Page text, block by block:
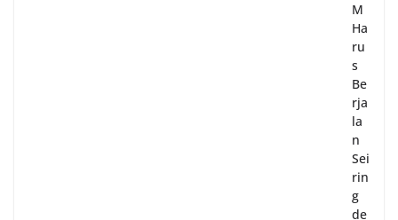
M
Ha
ru
s
Be
rja
la
n
Sei
rin
g
de